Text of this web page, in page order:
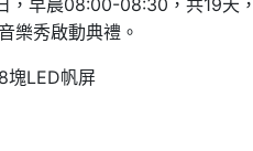
，早晨08:00-08:30，共19天
樂秀啟動典禮。
塊LED帆屏